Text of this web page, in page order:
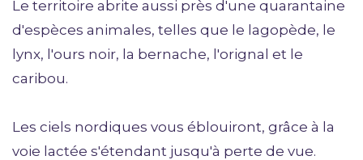
Le territoire abrite aussi près d'une quarantaine
d'espèces animales, telles que le lagopède, le
lynx, l'ours noir, la bernache, l'orignal et le
caribou.
Les ciels nordiques vous éblouiront, grâce à la
voie lactée s'étendant jusqu'à perte de vue.